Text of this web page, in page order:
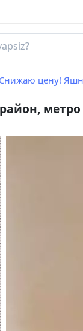
Снижаю цену!
метро